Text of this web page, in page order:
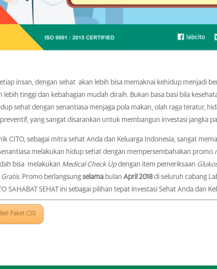
insan, dengan sehat akan lebih bisa memaknai kehidup menjadi
lebih tinggi dan kebahagian mudah diraih. Bukan basa basi bila
sehat dengan senantiasa menjaga pola makan, olah raga teratur,
yang sangat disarankan untuk membangun investasi jangka
CITO, sebagai mitra sehat Anda dan Keluarga Indonesia, sangat
melakukan hidup sehat dengan mempersembahakan promo
bisa melakukan Medical Check Updengan item pemeriksaan
Gratis. Promo berlangsungselama bulanApril 2018di seluruh cabang
SAHABAT SEHAT ini sebagai pilihan tepat investasi Sehat Anda dan
Paket CSS